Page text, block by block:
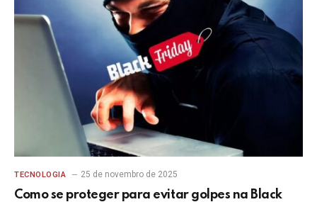
TECNOLOGIA 25 de novembro de 2025
Como se proteger para evitar golpes na Black